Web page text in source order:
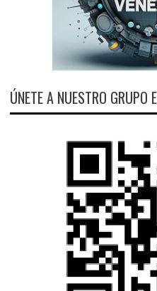
ÚNETE A NUESTRO GRUPO